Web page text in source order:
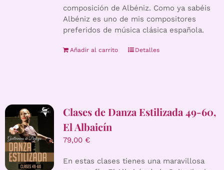
composición de Albéniz. Como ya sabéis
Albéniz es uno de mis compositores
preferidos de música clásica española.
Añadir al carrito Detalles
Clases de Danza Estilizada 49-60,
El Albaicín
79,00 €
En estas clases tienes una maravillosa